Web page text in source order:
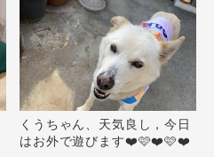
くうちゃん、天気良し，今日
はお外で遊びます❤️🩷❤️🩷❤️